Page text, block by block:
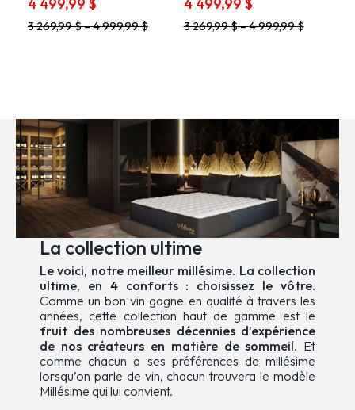
4 499,99 $
range:
2
This
options
may
be
chosen
on
the
product
page
3 269,99$–4 999,99$
4 499,99 $
range:
2
This
options
be
chosen
on
the
product
page
3 269,99$–4 999,99$
La collection ultime
Le voici, notre meilleur millésime. La collection
ultime, en 4 conforts : choisissez le vôtre.
Comme un bon vin gagne en qualité à travers les
années, cette collection haut de gamme est le
fruit des nombreuses décennies d’expérience
de nos créateurs en matière de sommeil. Et
comme chacun a ses préférences de millésime
lorsqu’on parle de vin, chacun trouvera le modèle
Millésime qui lui convient.